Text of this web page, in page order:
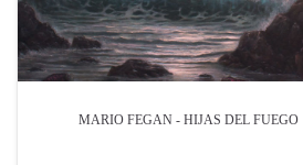
MARIO FEGAN - HIJAS DEL FUEGO